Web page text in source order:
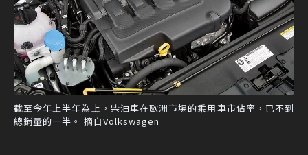
截至今年上半年為止，柴油車在歐洲市場的乘用車市佔率，已不到
總銷量的一半。 摘自Volkswagen